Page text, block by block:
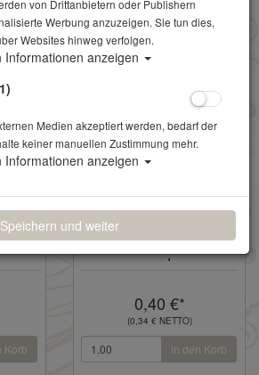
Korb
Wasserglas
Landhaus vintage
verde
0,40 €*
(0,34 € NETTO)
in den Korb
von Drittanbietern oder Publishern
Werbung anzuzeigen. Sie tun dies,
Websites hinweg verfolgen.
Informationen anzeigen
Medien akzeptiert werden, bedarf der
keiner manuellen Zustimmung mehr.
Informationen anzeigen
Speichern und weiter